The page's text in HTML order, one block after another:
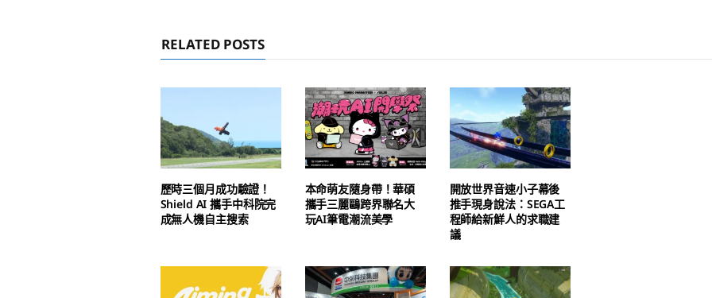
RELATED POSTS
歷時三個月成功驗證！
Shield AI 攜手中科院完
成無人機自主搜索
本命萌友隨身帶！華碩
攜手三麗鷗跨界聯名大
玩AI筆電潮流美學
開放世界音速小子幕後
推手現身說法：SEGA工
程師給新鮮人的求職建
議